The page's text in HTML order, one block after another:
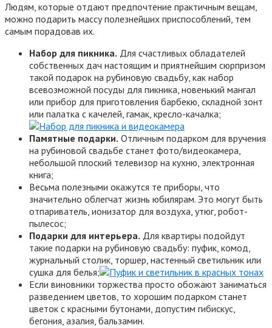
Людям, которые отдают предпочтение практичным вещам,
можно подарить массу полезнейших приспособлений, тем
самым порадовав их.
Набор для пикника. Для счастливых обладателей
собственных дач настоящим и приятнейшим сюрпризом
такой подарок на рубиновую свадьбу, как набор
всевозможной посуды для пикника, новенький мангал
или прибор для приготовления барбекю, складной зонт
или палатка с качелей, гамак, кресло-качалка;
Памятные подарки. Отличным подарком для вручения
на рубиновой свадьбе станет фото/видеокамера,
небольшой плоский телевизор на кухню, электронная
книга;
Весьма полезными окажутся те приборы, что
значительно облегчат жизнь юбилярам. Это могут быть
отпариватель, ионизатор для воздуха, утюг, робот-
пылесос;
Подарки для интерьера. Для квартиры подойдут
такие подарки на рубиновую свадьбу: пуфик, комод,
журнальный столик, торшер, настенный светильник или
сушка для белья;
Если виновники торжества просто обожают заниматься
разведением цветов, то хорошим подарком станет
цветок с красными бутонами, допустим гибискус,
бегония, азалия, бальзамин.